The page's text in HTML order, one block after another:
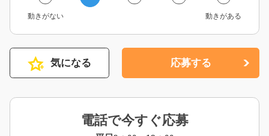
動きがない 動きがある
気になる 応募する
電話で今すぐ応募